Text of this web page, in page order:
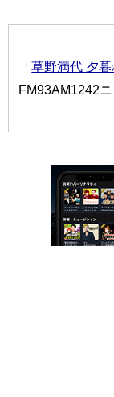
「草野満代 夕
FM93AM1242